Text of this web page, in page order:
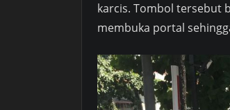
karcis. Tombol tersebut
membuka portal